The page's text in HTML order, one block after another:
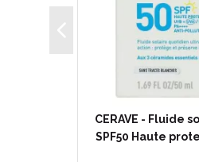
CERAVE - Fluide
SPF50 Haute